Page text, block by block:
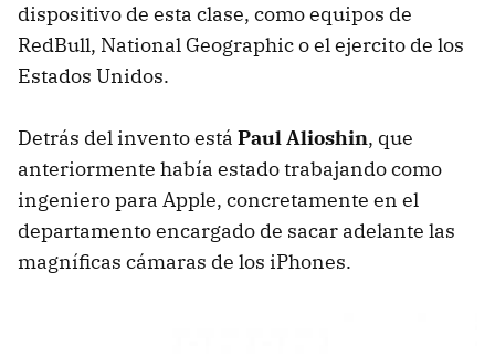
dispositivo de esta clase, como equipos de
RedBull, National Geographic o el ejercito de los
Estados Unidos.
Detrás del invento está Paul Alioshin, que
anteriormente había estado trabajando como
ingeniero para Apple, concretamente en el
departamento encargado de sacar adelante las
magníficas cámaras de los iPhones.